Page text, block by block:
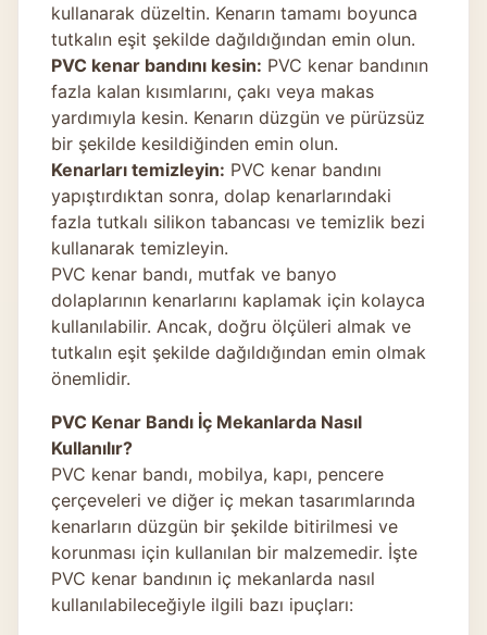
kullanarak düzeltin. Kenarın tamamı boyunca
tutkalın eşit şekilde dağıldığından emin olun.
PVC kenar bandını kesin: PVC kenar bandının
fazla kalan kısımlarını, çakı veya makas
yardımıyla kesin. Kenarın düzgün ve pürüzsüz
bir şekilde kesildiğinden emin olun.
Kenarları temizleyin: PVC kenar bandını
yapıştırdıktan sonra, dolap kenarlarındaki
fazla tutkalı silikon tabancası ve temizlik bezi
kullanarak temizleyin.
PVC kenar bandı, mutfak ve banyo
dolaplarının kenarlarını kaplamak için kolayca
kullanılabilir. Ancak, doğru ölçüleri almak ve
tutkalın eşit şekilde dağıldığından emin olmak
önemlidir.
PVC Kenar Bandı İç Mekanlarda Nasıl
Kullanılır?
PVC kenar bandı, mobilya, kapı, pencere
çerçeveleri ve diğer iç mekan tasarımlarında
kenarların düzgün bir şekilde bitirilmesi ve
korunması için kullanılan bir malzemedir. İşte
PVC kenar bandının iç mekanlarda nasıl
kullanılabileceğiyle ilgili bazı ipuçları: